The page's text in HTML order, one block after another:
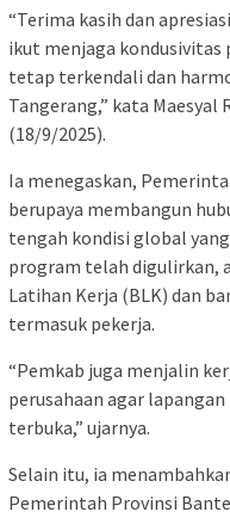
“Terima kasih dan
ikut menjaga kondusivitas
tetap terkendali dan
Tangerang,” kata Maesyal
(18/9/2025).
Ia menegaskan,
berupaya membangun
tengah kondisi global
program telah digulirkan,
Latihan Kerja (BLK) dan
termasuk pekerja.
“Pemkab juga menjalin
perusahaan agar
terbuka,” ujarnya.
Selain itu, ia
Pemerintah Provinsi